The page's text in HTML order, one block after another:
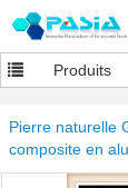
Produits
Pierre naturelle
composite en